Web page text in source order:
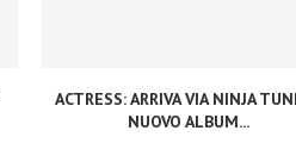
ACTRESS: ARRIVA VIA NINJA
NUOVO ALBUM...